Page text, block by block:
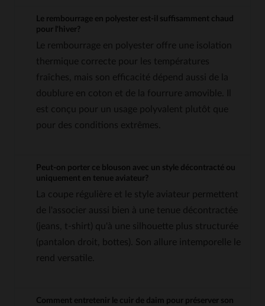
Le rembourrage en polyester est-il suffisamment chaud
pour l'hiver?
Le rembourrage en polyester offre une isolation
thermique correcte pour les températures
fraîches, mais son efficacité dépend aussi de la
doublure en coton et de la fourrure amovible. Il
est conçu pour un usage polyvalent plutôt que
pour des conditions extrêmes.
Peut-on porter ce blouson avec un style décontracté ou
uniquement en tenue aviateur?
La coupe régulière et le style aviateur permettent
de l'associer aussi bien à une tenue décontractée
(jeans, t-shirt) qu'à une silhouette plus structurée
(pantalon droit, bottes). Son allure intemporelle le
rend versatile.
Comment entretenir le cuir de daim pour préserver son